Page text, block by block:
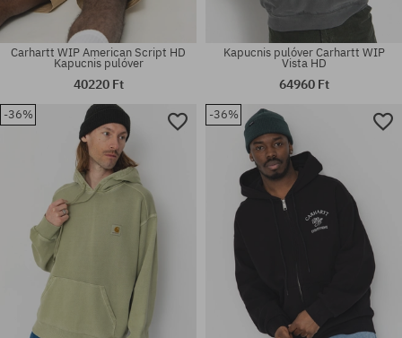
Elérhető méretek:
Elérhető méretek:
S; M; L; XL; XXL
Carhartt WIP American Script HD
Kapucnis pulóver
40220 Ft
Kapucnis pulóver Carhartt WIP
Vista HD
64960 Ft
-36% -36%